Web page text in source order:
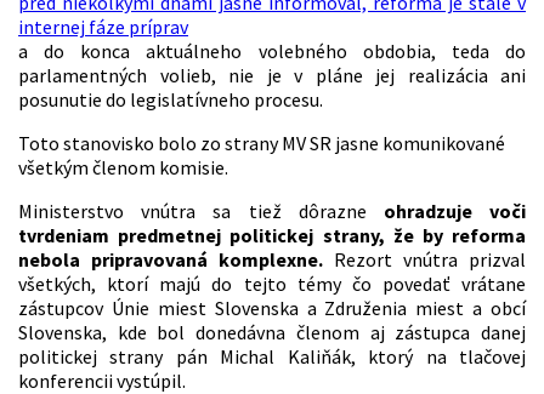
internej fáze príprav
a do konca aktuálneho volebného obdobia, teda do
parlamentných volieb, nie je v pláne jej realizácia ani
posunutie do legislatívneho procesu.
Toto stanovisko bolo zo strany MV SR jasne komunikované
všetkým členom komisie.
Ministerstvo vnútra sa tiež dôrazne ohradzuje voči
tvrdeniam predmetnej politickej strany, že by reforma
nebola pripravovaná komplexne. Rezort vnútra prizval
všetkých, ktorí majú do tejto témy čo povedať vrátane
zástupcov Únie miest Slovenska a Združenia miest a obcí
Slovenska, kde bol donedávna členom aj zástupca danej
politickej strany pán Michal Kaliňák, ktorý na tlačovej
konferencii vystúpil.